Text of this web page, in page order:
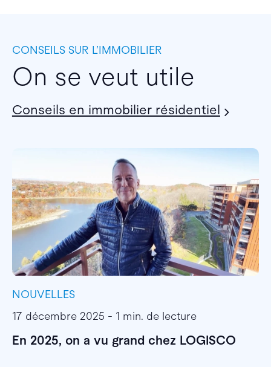
CONSEILS SUR L’IMMOBILIER
On se veut utile
Conseils en immobilier résidentiel
NOUVELLES
17 décembre 2025 - 1 min. de lecture
En 2025, on a vu grand chez LOGISCO